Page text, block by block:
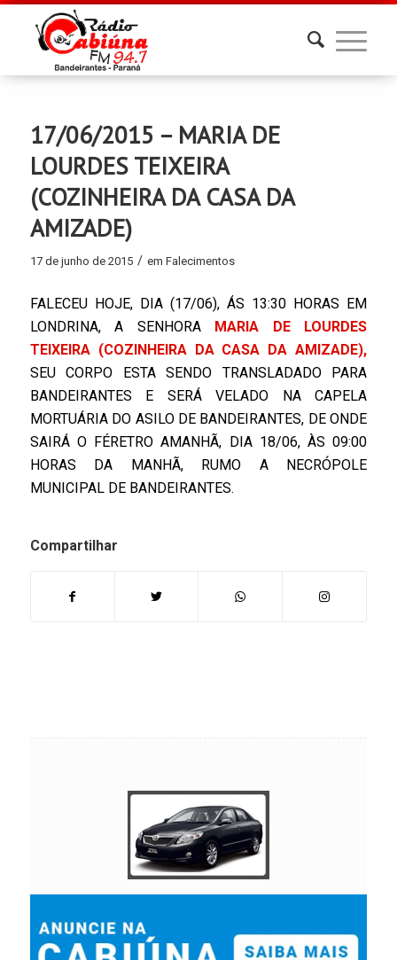
17/06/2015 – MARIA DE
LOURDES TEIXEIRA
(COZINHEIRA DA CASA DA
AMIZADE)
17 de junho de 2015 / em Falecimentos
FALECEU HOJE, DIA (17/06), ÁS 13:30 HORAS EM
LONDRINA, A SENHORA MARIA DE LOURDES
TEIXEIRA (COZINHEIRA DA CASA DA AMIZADE),
SEU CORPO ESTA SENDO TRANSLADADO PARA
BANDEIRANTES E SERÁ VELADO NA CAPELA
MORTUÁRIA DO ASILO DE BANDEIRANTES, DE ONDE
SAIRÁ O FÉRETRO AMANHÃ, DIA 18/06, ÀS 09:00
HORAS DA MANHÃ, RUMO A NECRÓPOLE
MUNICIPAL DE BANDEIRANTES.
Compartilhar